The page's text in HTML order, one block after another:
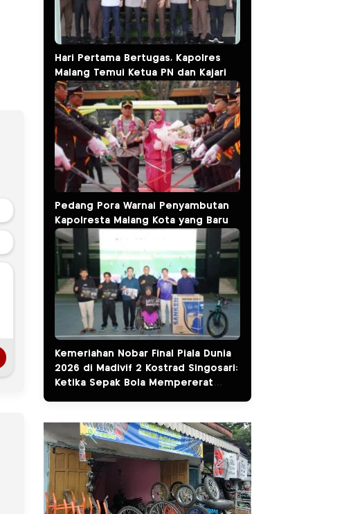
Hari Pertama Bertugas, Kapolres
Malang Temui Ketua PN dan Kajari
Pedang Pora Warnai Penyambutan
Kapolresta Malang Kota yang Baru
Kemeriahan Nobar Final Piala Dunia
2026 di Madivif 2 Kostrad Singosari:
Ketika Sepak Bola Mempererat